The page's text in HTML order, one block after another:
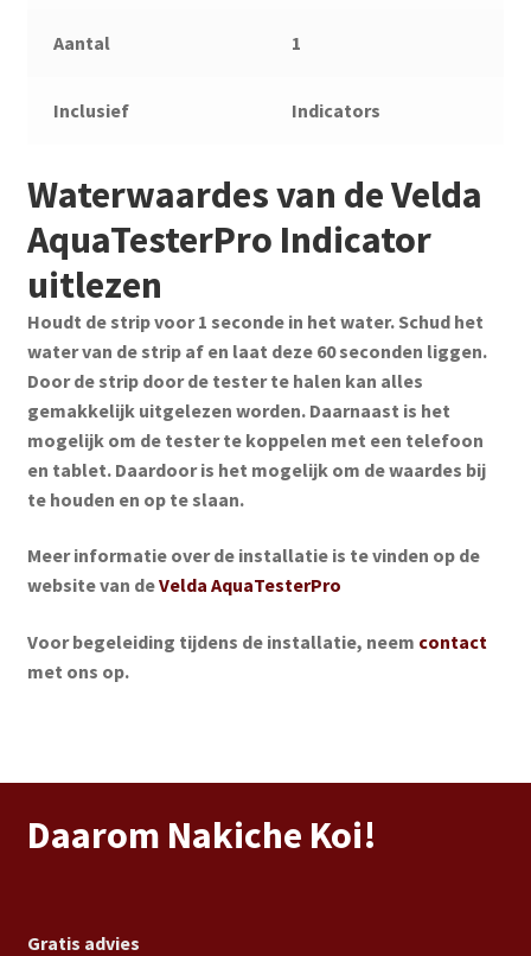
Aantal 1
Inclusief Indicators
Waterwaardes van de Velda
AquaTesterPro Indicator
uitlezen
Houdt de strip voor 1 seconde in het water. Schud het
water van de strip af en laat deze 60 seconden liggen.
Door de strip door de tester te halen kan alles
gemakkelijk uitgelezen worden. Daarnaast is het
mogelijk om de tester te koppelen met een telefoon
en tablet. Daardoor is het mogelijk om de waardes bij
te houden en op te slaan.
Meer informatie over de installatie is te vinden op de
website van deVelda AquaTesterPro
Voor begeleiding tijdens de installatie, neem contact
met ons op.
Daarom Nakiche Koi!
Gratis advies